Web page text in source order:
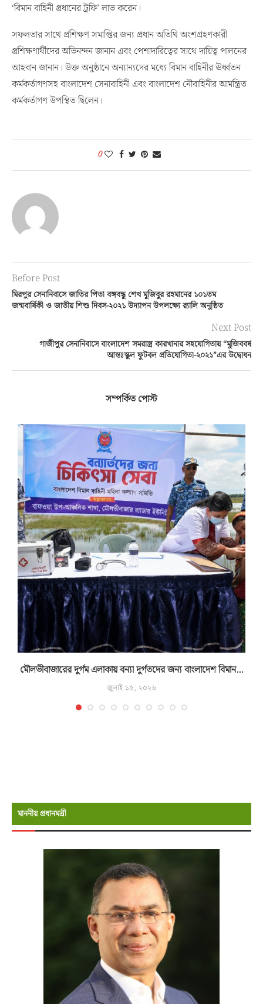
‘বিমান বাহিনী প্রধানের ট্রফি’ লাভ করেন।
সফলতার সাথে প্রশিক্ষণ সমাপ্তির জন্য প্রধান অতিথি অংশগ্রহণকারী
প্রশিক্ষণার্থীদের অভিনন্দন জানান এবং পেশাদারিত্বের সাথে দায়িত্ব পালনের
আহবান জানান। উক্ত অনুষ্ঠানে অন্যান্যদের মধ্যে বিমান বাহিনীর ঊর্ধ্বতন
কর্মকর্তাগণসহ বাংলাদেশ সেনাবাহিনী এবং বাংলাদেশ নৌবাহিনীর আমন্ত্রিত
কর্মকর্তাগণ উপস্থিত ছিলেন।
0
Before Post
মিরপুর সেনানিবাসে জাতির পিতা বঙ্গবন্ধু শেখ মুজিবুর রহমানের ১০১তম
জন্মবার্ষিকী ও জাতীয় শিশু দিবস-২০২১ উদ্যাপন উপলক্ষ্যে র‌্যালি অনুষ্ঠিত
Next Post
গাজীপুর সেনানিবাসে বাংলাদেশ সমরাস্ত্র কারখানার সহযোগিতায় “মুজিববর্ষ
আন্তঃস্কুল ফুটবল প্রতিযোগিতা-২০২১”এর উদ্বোধন
সম্পর্কিত পোস্ট
মৌলভীবাজারের দুর্গম এলাকায় বন্যা দুর্গতদের জন্য বাংলাদেশ বিমান...
জুলাই ১৫, ২০২৬
মাননীয় প্রধানমন্রী